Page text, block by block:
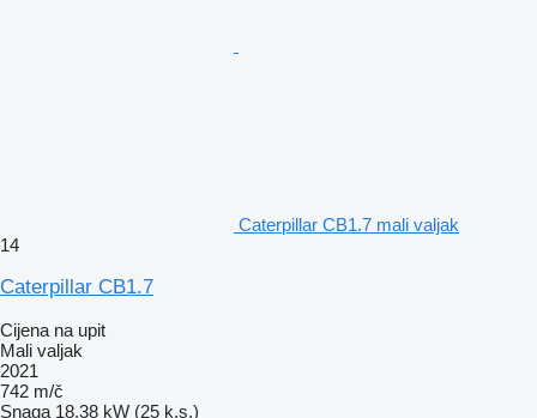
Caterpillar CB1.7 mali valjak
14
Caterpillar CB1.7
Cijena na upit
Mali valjak
2021
742 m/č
Snaga 18.38 kW (25 k.s.)